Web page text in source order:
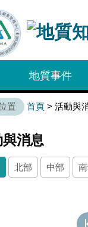
地質事件
首頁> 活動與
消息
北部 中部